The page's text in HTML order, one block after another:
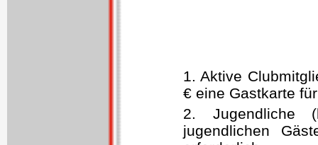
1. Aktive
€ eine Gastkarte
2. Jugendliche
jugendlichen